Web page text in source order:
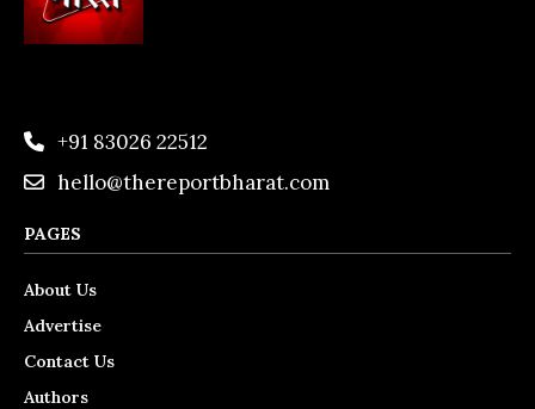
+91 83026 22512
hello@thereportbharat.com
PAGES
About Us
Advertise
Contact Us
Authors